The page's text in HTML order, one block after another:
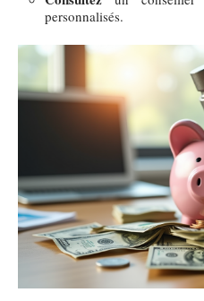
personnalisés.